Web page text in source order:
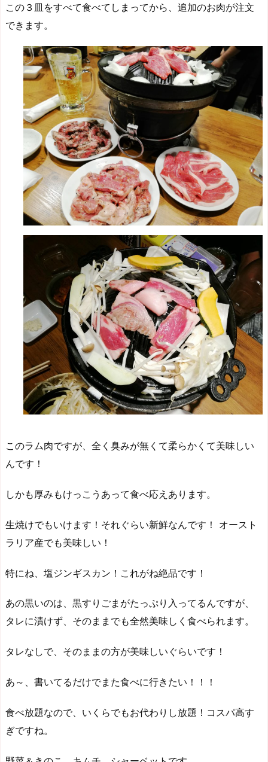
この３皿をすべて食べてしまってから、追加のお肉が注文
できます。
このラム肉ですが、全く臭みが無くて柔らかくて美味しい
んです！
しかも厚みもけっこうあって食べ応えあります。
生焼けでもいけます！それぐらい新鮮なんです！ オースト
ラリア産でも美味しい！
特にね、塩ジンギスカン！これがね絶品です！
あの黒いのは、黒すりごまがたっぷり入ってるんですが、
タレに漬けず、そのままでも全然美味しく食べられます。
タレなしで、そのままの方が美味しいぐらいです！
あ～、書いてるだけでまた食べに行きたい！！！
食べ放題なので、いくらでもお代わりし放題！コスパ高す
ぎですね。